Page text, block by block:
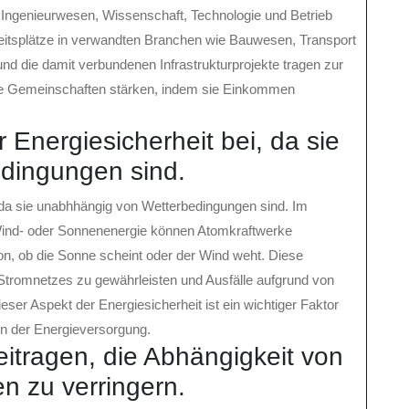
Wissenschaft, Technologie und Betrieb
in verwandten Branchen wie Bauwesen, Transport
die damit verbundenen Infrastrukturprojekte tragen zur
stärken, indem sie Einkommen
Energiesicherheit bei, da sie
sind.
sie unabhhängig von Wetterbedingungen sind. Im
oder Sonnenenergie können Atomkraftwerke
ob die Sonne scheint oder der Wind weht. Diese
zu gewährleisten und Ausfälle aufgrund von
Aspekt der Energiesicherheit ist ein wichtiger Faktor
der Energieversorgung.
die Abhängigkeit von
zu verringern.